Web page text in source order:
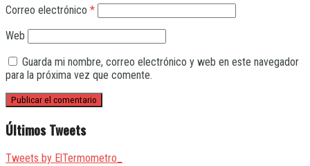
Correo electrónico *
Web
Guarda mi nombre, correo electrónico y web en este navegador
para la próxima vez que comente.
Últimos Tweets
Tweets by ElTermometro_